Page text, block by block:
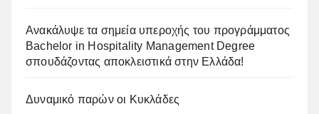
Ανακάλυψε τα σημεία υπεροχής του προγράμματος
Bachelor in Hospitality Management Degree
σπουδάζοντας αποκλειστικά στην Ελλάδα!
Δυναμικό παρών οι Κυκλάδες